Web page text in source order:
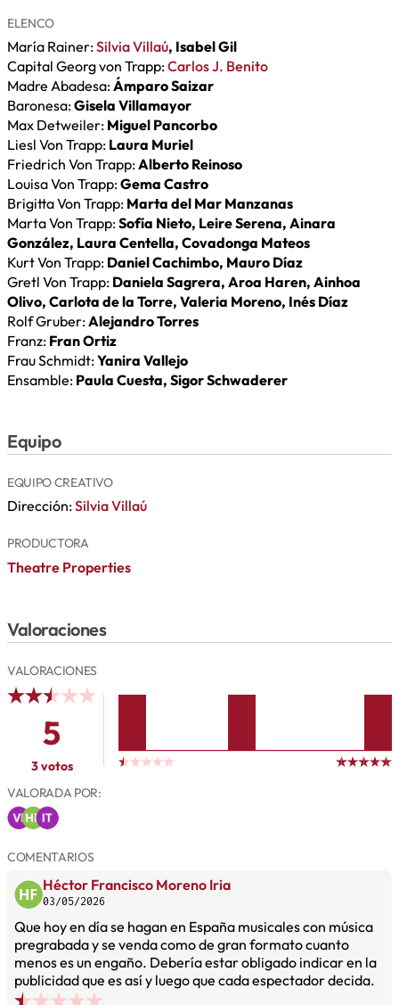
ELENCO
María Rainer:Silvia Villaú, Isabel Gil
Capital Georg von Trapp:Carlos J. Benito
Madre Abadesa:Ámparo Saizar
Baronesa:Gisela Villamayor
Max Detweiler: Miguel Pancorbo
Liesl Von Trapp: Laura Muriel
Friedrich Von Trapp:Alberto Reinoso
Louisa Von Trapp:Gema Castro
Brigitta Von Trapp: Marta del Mar Manzanas
Marta Von Trapp:Sofía Nieto, Leire Serena, Ainara
González, Laura Centella, Covadonga Mateos
Kurt Von Trapp: Daniel Cachimbo, Mauro Díaz
Gretl Von Trapp: Daniela Sagrera, Aroa Haren, Ainhoa
Olivo, Carlota de la Torre, Valeria Moreno, Inés Díaz
Rolf Gruber:Alejandro Torres
Franz: Fran Ortiz
Frau Schmidt:Yanira Vallejo
Ensamble: Paula Cuesta, Sigor Schwaderer
Equipo
EQUIPO CREATIVO
Dirección:Silvia Villaú
PRODUCTORA
Theatre Properties
Valoraciones
VALORACIONES
5
3 votos
VALORADA POR:
COMENTARIOS
Héctor Francisco Moreno Iria
03/05/2026
Que hoy en día se hagan en España musicales con música
pregrabada y se venda como de gran formato cuanto
menos es un engaño. Debería estar obligado indicar en la
publicidad que es así y luego que cada espectador decida.